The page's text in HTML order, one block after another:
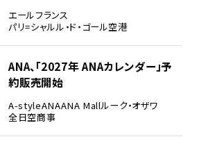
エールフランス
パリ=シャルル・ド・ゴール空港
ANA、「2027年 ANAカレンダー」予
約販売開始
A-styleANAANA Mallルーク・オザワ
全日空商事